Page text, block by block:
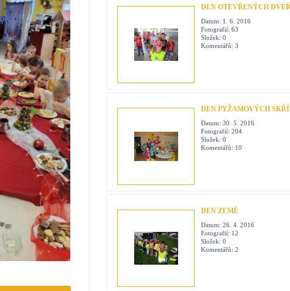
DEN OTEVŘENÝCH
Datum: 1. 6. 2016
Fotografií: 63
Složek: 0
Komentářů: 3
DEN PYŽAMOVÝCH
Datum: 30. 5. 2016
Fotografií: 204
Složek: 0
Komentářů: 10
DEN ZEMĚ
Datum: 26. 4. 2016
Fotografií: 12
Složek: 0
Komentářů: 2